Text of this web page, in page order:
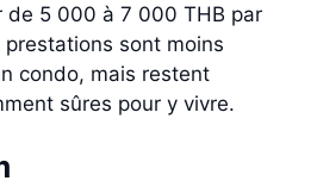
de 5 000 à 7 000 THB par
sont moins
condo, mais restent
sûres pour y vivre.